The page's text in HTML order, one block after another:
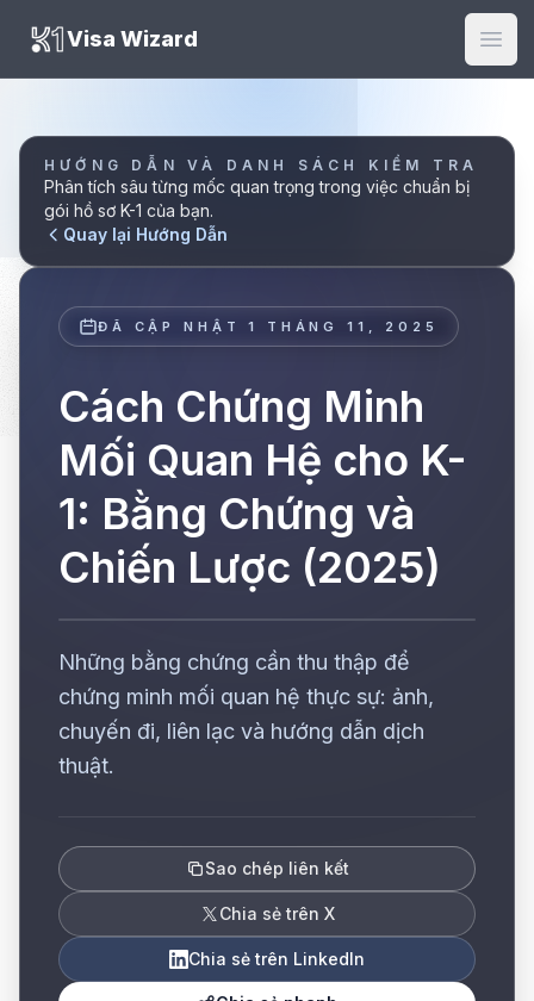
K1 Visa Wizard
Visa Wizard
Mở
HƯỚNG DẪN VÀ DANH SÁCH KIỂM TRA
Phân tích sâu từng mốc quan trọng trong việc chuẩn bị
gói hồ sơ K-1 của bạn.
Quay lại Hướng Dẫn
ĐÃ CẬP NHẬT 1 THÁNG 11, 2025
Cách Chứng Minh
Mối Quan Hệ cho K-
1: Bằng Chứng và
Chiến Lược (2025)
Những bằng chứng cần thu thập để
chứng minh mối quan hệ thực sự: ảnh,
chuyến đi, liên lạc và hướng dẫn dịch
thuật.
Sao chép liên kết
Chia sẻ trên X
Chia sẻ trên LinkedIn